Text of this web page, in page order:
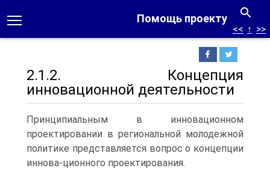
Помощь проекту
<< ↑ >>
2.1.2. Концепция
инновационной деятельности
Принципиальным в инновационном
проектировании в региональной молодежной
политике представляется вопрос о концепции
иннова-ционного проектирования.